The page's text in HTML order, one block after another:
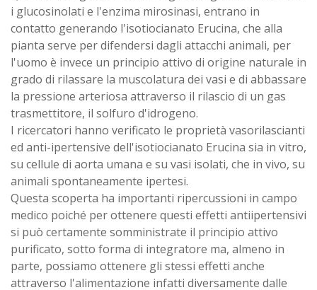
i glucosinolati e l'enzima mirosinasi, entrano in
contatto generando l'isotiocianato Erucina, che alla
pianta serve per difendersi dagli attacchi animali, per
l'uomo è invece un principio attivo di origine naturale in
grado di rilassare la muscolatura dei vasi e di abbassare
la pressione arteriosa attraverso il rilascio di un gas
trasmettitore, il solfuro d'idrogeno.
I ricercatori hanno verificato le proprietà vasorilascianti
ed anti-ipertensive dell'isotiocianato Erucina sia in vitro,
su cellule di aorta umana e su vasi isolati, che in vivo, su
animali spontaneamente ipertesi.
Questa scoperta ha importanti ripercussioni in campo
medico poiché per ottenere questi effetti antiipertensivi
si può certamente somministrate il principio attivo
purificato, sotto forma di integratore ma, almeno in
parte, possiamo ottenere gli stessi effetti anche
attraverso l'alimentazione infatti diversamente dalle